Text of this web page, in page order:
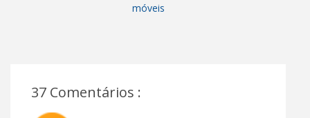
móveis
37 Comentários :